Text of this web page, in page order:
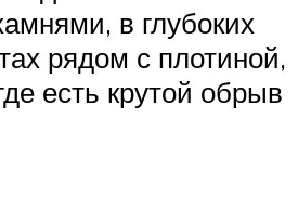
в глубоких
рядом с плотиной,
есть крутой обрыв